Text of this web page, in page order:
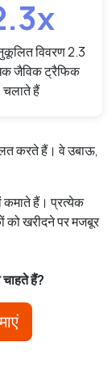
विवरण 2.3
जैविक ट्रैफिक
चलाते हैं
करते हैं। वे उबाऊ,
कमाते हैं। प्रत्येक
को खरीदने पर मजबूर
हैं?